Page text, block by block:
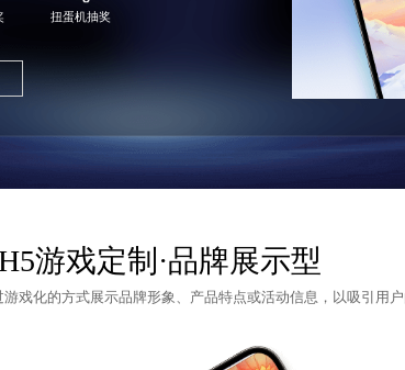
扭蛋机抽奖
游戏定制 ·品牌展示型
戏化的方式展示品牌形象、产品特点或活动信息，以吸引用